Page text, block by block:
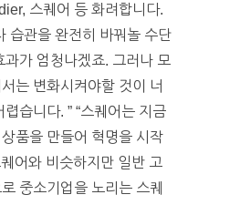
스퀘어 등 화려합니다.
습관을 완전히 바꿔놀 수단
과가 엄청나겠죠. 그러나 모
는 변화시켜야할 것이 너
습니다. ” “스퀘어는 지금
품을 만들어 혁명을 시작
퀘어와 비슷하지만 일반 고
중소기업을 노리는 스퀘